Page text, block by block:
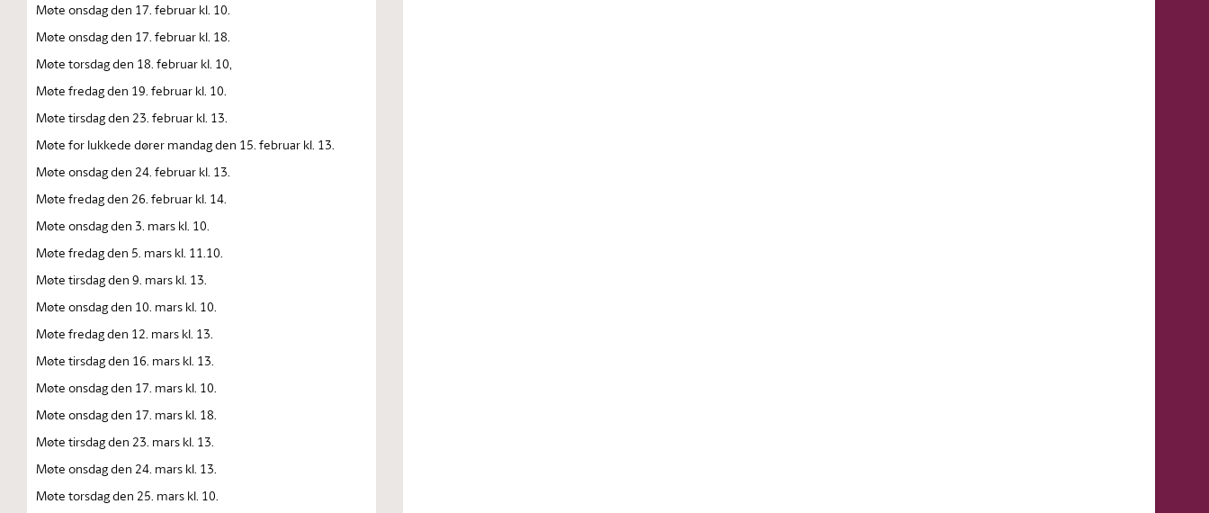
Møte onsdag den 17. februar kl. 10.
Møte onsdag den 17. februar kl. 18.
Møte torsdag den 18. februar kl. 10,
Møte fredag den 19. februar kl. 10.
Møte tirsdag den 23. februar kl. 13.
Møte for lukkede dører mandag den 15. februar kl. 13.
Møte onsdag den 24. februar kl. 13.
Møte fredag den 26. februar kl. 14.
Møte onsdag den 3. mars kl. 10.
Møte fredag den 5. mars kl. 11.10.
Møte tirsdag den 9. mars kl. 13.
Møte onsdag den 10. mars kl. 10.
Møte fredag den 12. mars kl. 13.
Møte tirsdag den 16. mars kl. 13.
Møte onsdag den 17. mars kl. 10.
Møte onsdag den 17. mars kl. 18.
Møte tirsdag den 23. mars kl. 13.
Møte onsdag den 24. mars kl. 13.
Møte torsdag den 25. mars kl. 10.